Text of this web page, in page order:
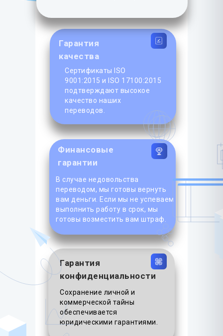
Гарантия
качества
Гарантия
конфиденциальности
Финансовые
гарантии
Сертификаты ISO
9001:2015 и ISO 17100:2015
подтверждают высокое
качество наших
переводов.
Сохранение личной и
коммерческой тайны
обеспечивается
юридическими гарантиями.
В случае недовольства
переводом, мы готовы вернуть
вам деньги. Если мы не успеваем
выполнить работу в срок, мы
готовы возместить вам штраф.